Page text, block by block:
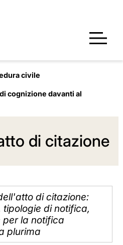
civile
cognizione davanti al
di citazione
di citazione:
di notifica,
la notifica
plurima